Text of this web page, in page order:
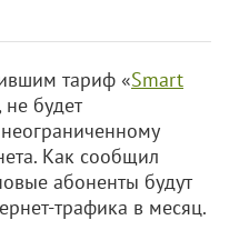
тариф «Smart
будет
Как сообщил
абоненты будут
трафика в месяц.